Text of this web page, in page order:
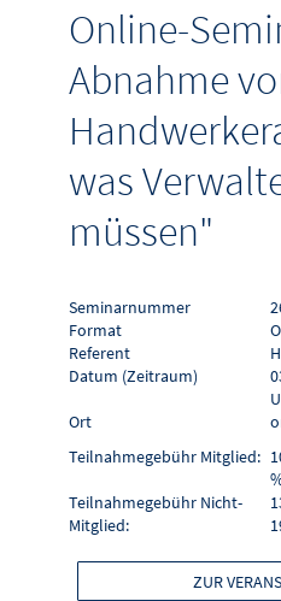
Online-
Abnahme
was
müssen"
Seminarnummer
Format
Referent
Datum (Zeitraum)
Ort
Teilnahmegebühr Mitglied:
Teilnahmegebühr Nicht-
Mitglied:
ZUR